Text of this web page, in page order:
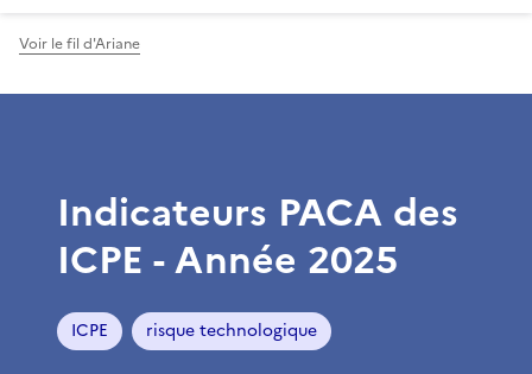
Voir le fil d'Ariane
Indicateurs PACA des
ICPE - Année 2025
ICPE risque technologique